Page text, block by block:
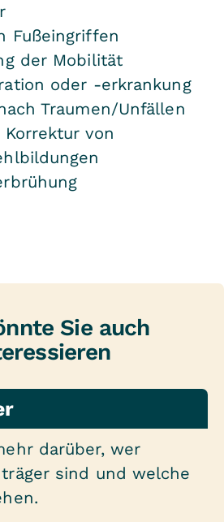
Fußeingriffen
der Mobilität
oder -erkrankung
Traumen/Unfällen
von
Sie auch
darüber, wer
sind und welche